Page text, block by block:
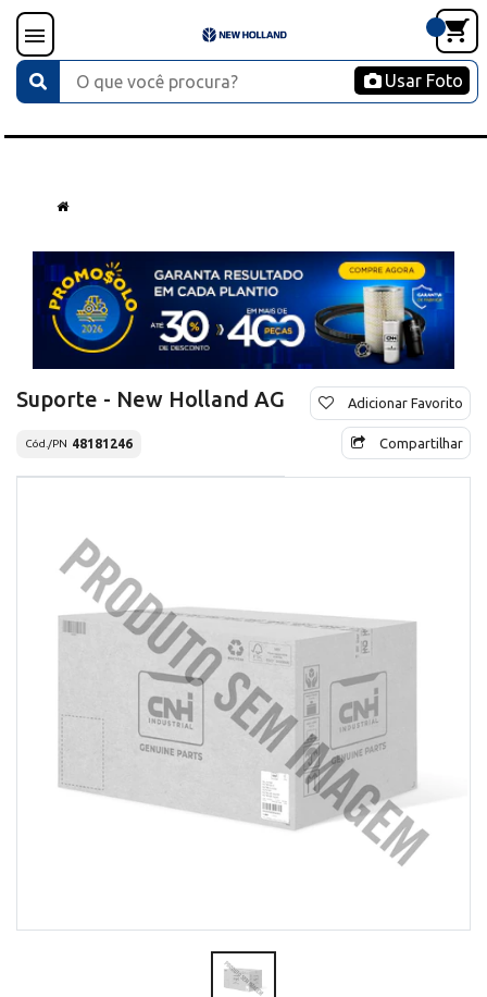
Usar Foto
Suporte - New Holland AG
Cód./PN 48181246
Adicionar Favorito
Compartilhar